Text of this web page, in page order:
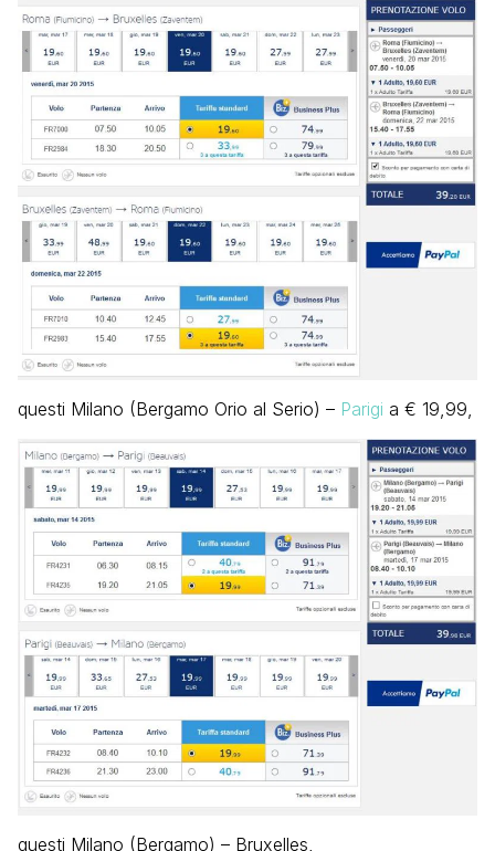
questi Milano (Bergamo Orio al Serio) – Parigi a € 19,99,
questi Milano (Bergamo) – Bruxelles,